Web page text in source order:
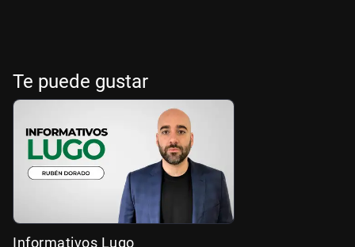
Te puede gustar
Informativos Lugo